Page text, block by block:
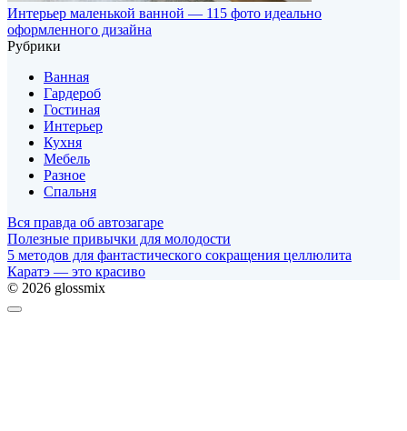
Интерьер маленькой ванной — 115 фото идеально
оформленного дизайна
Рубрики
Ванная
Гардероб
Гостиная
Интерьер
Кухня
Мебель
Разное
Спальня
Вся правда об автозагаре
Полезные привычки для молодости
5 методов для фантастического сокращения целлюлита
Каратэ — это красиво
© 2026 glossmix